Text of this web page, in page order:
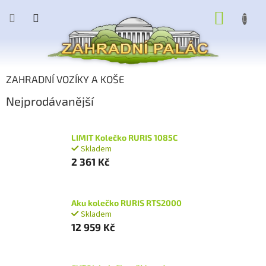
ZAHRADNÍ VOZÍKY A KOŠE
Nejprodávanější
LIMIT Kolečko RURIS 1085C
Skladem
2 361 Kč
Aku kolečko RURIS RTS2000
Skladem
12 959 Kč